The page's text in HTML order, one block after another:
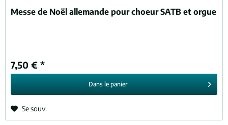
Messe de Noël allemande pour choeur SATB et orgue
7,50 € *
Dans le panier
Se souv.